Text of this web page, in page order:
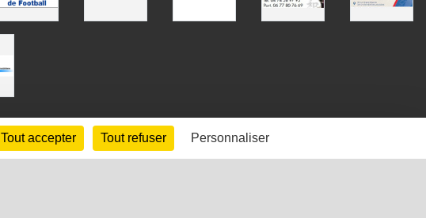
Tout accepter Tout refuser Personnaliser